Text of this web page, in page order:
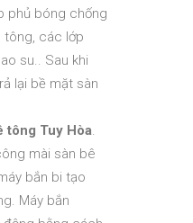
phủ bóng chống
tông, các lớp
su.. Sau khi
lại bề mặt sàn
tông Tuy Hòa.
mài sàn bê
bắn bi tạo
Máy bắn